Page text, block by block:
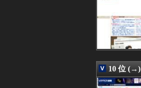
08/07 06:51
08/07 06:50
08/07 06:50
08/07 06:47
08/07 06:46
08/07 06:45
08/07 06:45
10 位 (→)